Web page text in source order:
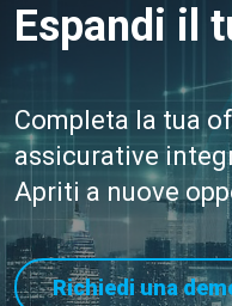
Espandi il
Completa la tua
assicurative
Apriti a nuove
Richiedi una